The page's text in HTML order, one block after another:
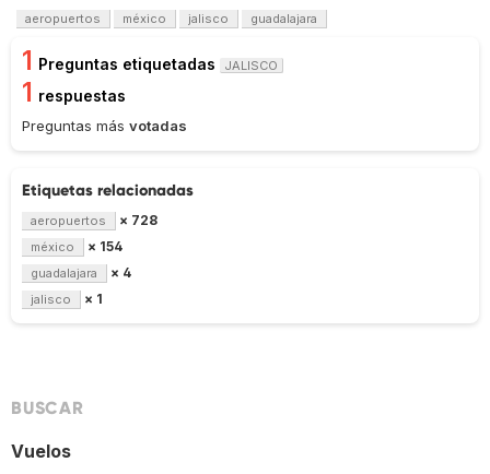
aeropuertos méxico jalisco guadalajara
1 Preguntas etiquetadas JALISCO
1 respuestas
Preguntas más votadas
Etiquetas relacionadas
aeropuertos × 728
méxico × 154
guadalajara × 4
jalisco × 1
BUSCAR
Vuelos